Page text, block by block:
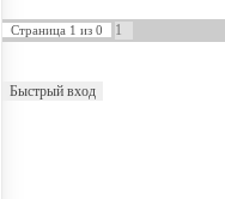
Страница 1 из 0 1